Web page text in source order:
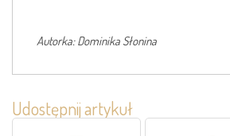
Autorka: Dominika Słonina
Udostępnij artykuł